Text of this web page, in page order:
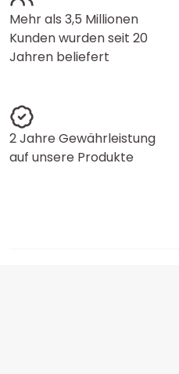
Mehr als 3,5 Millionen
Kunden wurden seit 20
Jahren beliefert
2 Jahre Gewährleistung
auf unsere Produkte